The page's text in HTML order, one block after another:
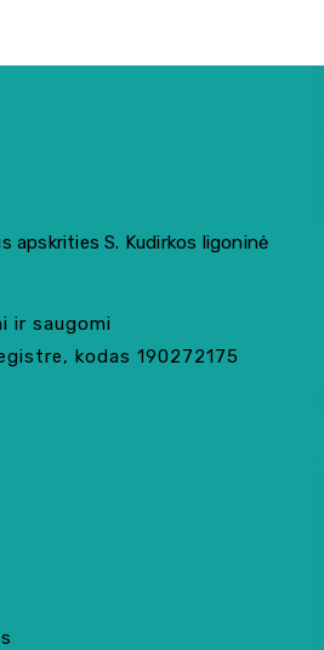
apskrities S. Kudirkos ligoninė
ir saugomi
kodas 190272175